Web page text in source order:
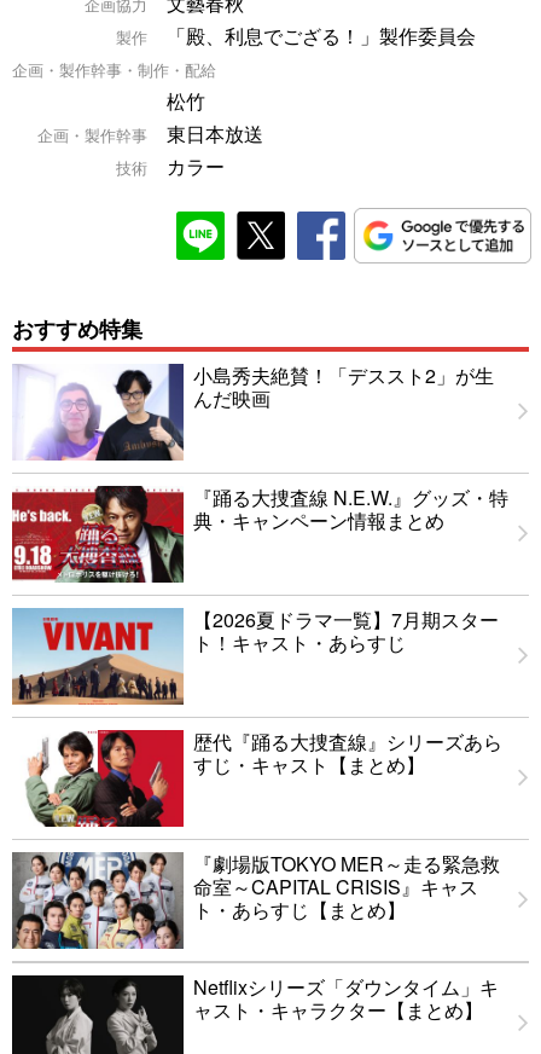
製作 「殿、利息でござる！」製作委員会
企画・製作幹事・制作・配給
松竹
企画・製作幹事 東日本放送
技術 カラー
おすすめ特集
小島秀夫絶賛！「デススト2」が生
んだ映画
『踊る大捜査線 N.E.W.』グッズ・特
典・キャンペーン情報まとめ
【2026夏ドラマ一覧】7月期スター
ト！キャスト・あらすじ
歴代『踊る大捜査線』シリーズあら
すじ・キャスト【まとめ】
『劇場版TOKYO MER～走る緊急救
命室～CAPITAL CRISIS』キャス
ト・あらすじ【まとめ】
Netflixシリーズ「ダウンタイム」キ
ャスト・キャラクター【まとめ】